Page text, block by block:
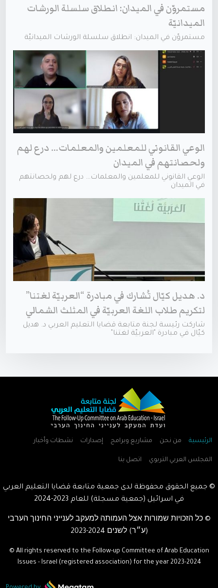
مستمروّن في الميدان: انطلاق سلسلة الورشات
الميدانيّة
مستمروّن في الميدان: انطلاق سلسلة الورشات الميدانيّة
الوعي القانوني للمعلمين والمعلمات… درع لهم
ولحصانتهم في الميدان
الوعي القانوني للمعلمين والمعلمات… درع لهم ولحصانتهم
في الميدان
د. هديل كيّال تُشارك في مبادرة “العربيّة لغتنا”
لتكريم طلاب اللغة العربيّة في المثلث الشمالي
شاركت رئيسة لجنة متابعة قضايا التعليم العربي د. هديل
كيّال في مبادرة "العربيّة لغتنا"
الرئيسية من نحن مشاريع وبرامج إصدارات نشطات وأخبار
المجلس العربي التربوي اتصل بنا
© جميع الحقوق محفوظة لدى جمعية متابعة قضايا التعليم العربي
في اسرائيل (جمعية مسجلة) للعام
© כל הזכויות שמורות אצל העמותה למעקב לענייני החינוך הערבי
(ע״ר) לשנים
© All rights reserved to the Follow-up Committee of Arab Education
Issues - Israel (registered association) for the year2023-2024